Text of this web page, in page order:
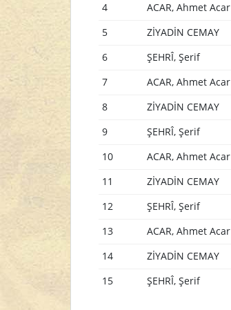
4 ACAR, Ahmet Acar
5 ZİYADİN CEMAY
6 ŞEHRÎ, Şerif
7 ACAR, Ahmet Acar
8 ZİYADİN CEMAY
9 ŞEHRÎ, Şerif
10 ACAR, Ahmet Acar
11 ZİYADİN CEMAY
12 ŞEHRÎ, Şerif
13 ACAR, Ahmet Acar
14 ZİYADİN CEMAY
15 ŞEHRÎ, Şerif